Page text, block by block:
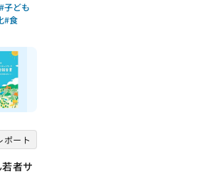
#子ども
#食
ポート
者サ